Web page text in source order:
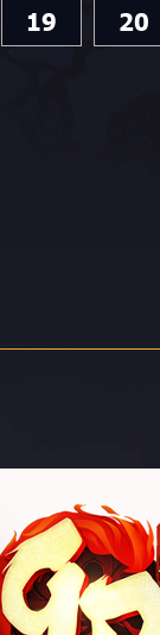
19 20